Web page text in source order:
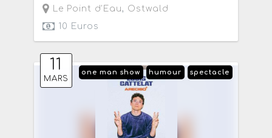
Le Point d'Eau, Ostwald
10 Euros
11
MARS
spectacle
humour
one man show